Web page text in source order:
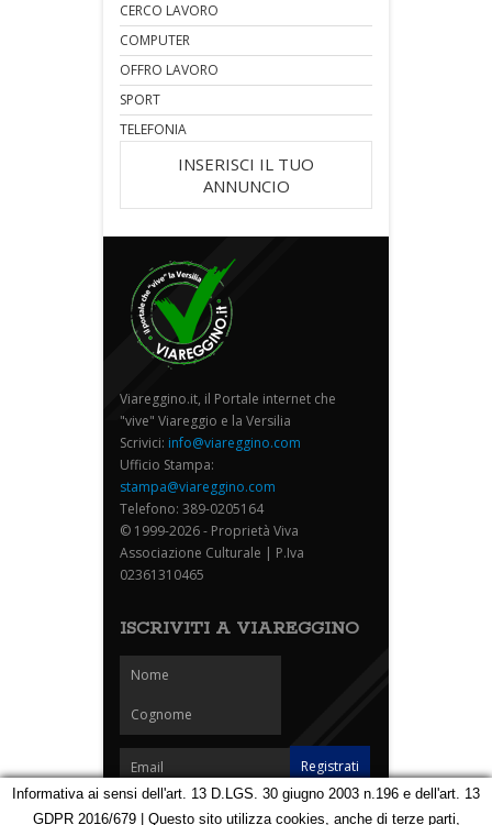
CERCO LAVORO
COMPUTER
OFFRO LAVORO
SPORT
TELEFONIA
INSERISCI IL TUO
ANNUNCIO
Viareggino.it, il Portale internet che
"vive" Viareggio e la Versilia
Scrivici: info@viareggino.com
Ufficio Stampa:
stampa@viareggino.com
Telefono: 389-0205164
© 1999-2026 - Proprietà Viva
Associazione Culturale | P.Iva
02361310465
ISCRIVITI A VIAREGGINO
Informativa ai sensi dell'art. 13 D.LGS. 30 giugno 2003 n.196 e dell'art. 13
GDPR 2016/679 | Questo sito utilizza cookies, anche di terze parti,